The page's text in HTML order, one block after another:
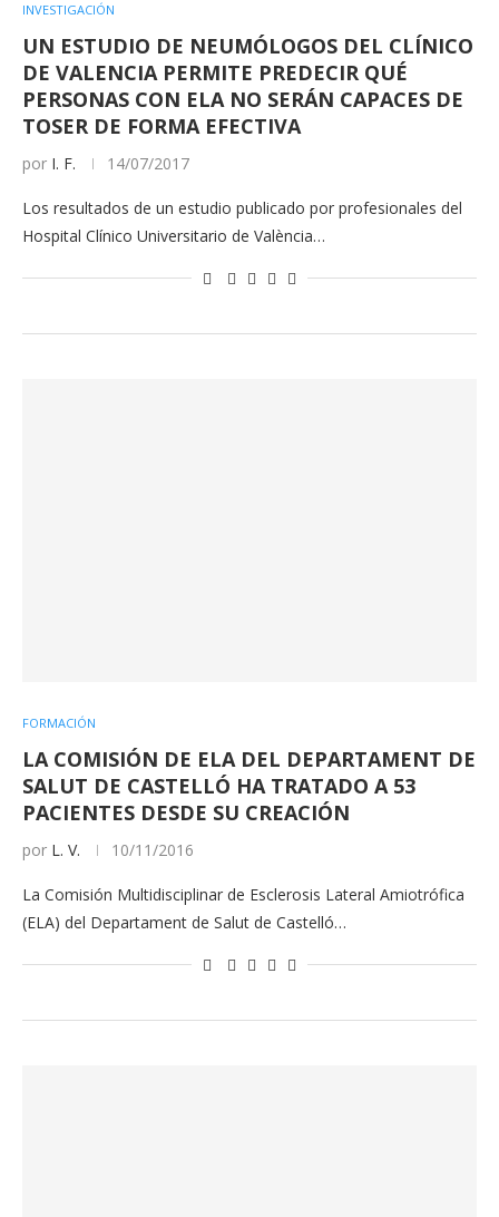
INVESTIGACIÓN
UN ESTUDIO DE NEUMÓLOGOS DEL CLÍNICO
DE VALENCIA PERMITE PREDECIR QUÉ
PERSONAS CON ELA NO SERÁN CAPACES DE
TOSER DE FORMA EFECTIVA
por I. F. 14/07/2017
Los resultados de un estudio publicado por profesionales del
Hospital Clínico Universitario de València…
FORMACIÓN
LA COMISIÓN DE ELA DEL DEPARTAMENT DE
SALUT DE CASTELLÓ HA TRATADO A 53
PACIENTES DESDE SU CREACIÓN
por L. V. 10/11/2016
La Comisión Multidisciplinar de Esclerosis Lateral Amiotrófica
(ELA) del Departament de Salut de Castelló…